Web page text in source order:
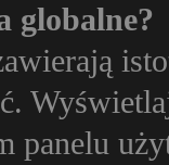
globalne?
panelu